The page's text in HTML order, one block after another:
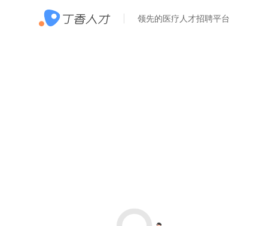
领先的医疗人才招聘平台